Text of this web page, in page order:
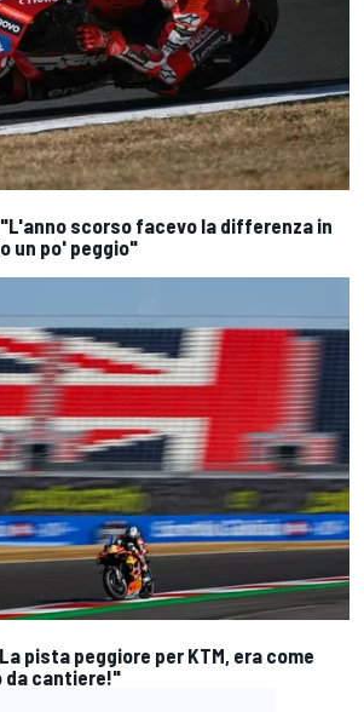
"L'anno scorso facevo la differenza in
un po' peggio"
pista peggiore per KTM, era come
da cantiere!"